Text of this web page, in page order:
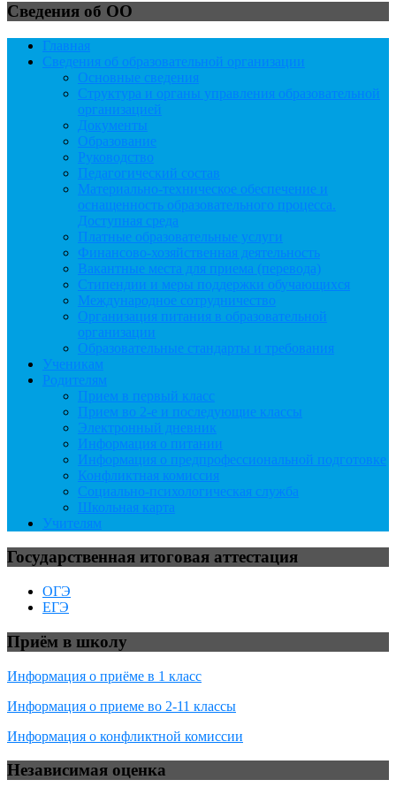
Сведения об ОО
Главная
Сведения об образовательной организации
Основные сведения
Структура и органы управления образовательной
организацией
Документы
Образование
Руководство
Педагогический состав
Материально-техническое обеспечение и
оснащенность образовательного процесса.
Доступная среда
Платные образовательные услуги
Финансово-хозяйственная деятельность
Вакантные места для приема (перевода)
Стипендии и меры поддержки обучающихся
Международное сотрудничество
Организация питания в образовательной
организации
Образовательные стандарты и требования
Ученикам
Родителям
Прием в первый класс
Прием во 2-е и последующие классы
Электронный дневник
Информация о питании
Информация о предпрофессиональной подготовке
Конфликтная комиссия
Социально-психологическая служба
Школьная карта
Учителям
Государственная итоговая аттестация
ОГЭ
ЕГЭ
Приём в школу
Информация о приёме в 1 класс
Информация о приеме во 2-11 классы
Информация о конфликтной комиссии
Независимая оценка